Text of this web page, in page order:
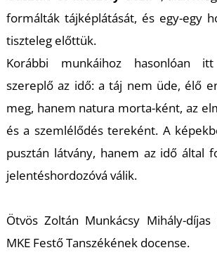
formálták tájképlátását, és egy-egy
tiszteleg előttük.
Korábbi munkáihoz hasonlóan
szereplő az idő: a táj nem üde, élő
meg, hanem natura morta-ként, az
és a szemlélődés tereként. A
pusztán látvány, hanem az idő által
jelentéshordozóvá válik.
Ötvös Zoltán Munkácsy Mihály-
MKE Festő Tanszékének docense.